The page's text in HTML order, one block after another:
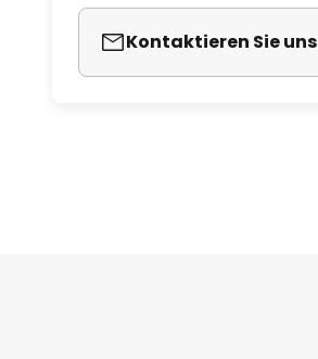
Kontaktieren Sie uns